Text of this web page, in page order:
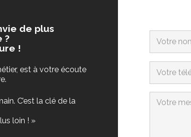
de plus
?
!
est à votre écoute
C’est la clé de la
loin ! »